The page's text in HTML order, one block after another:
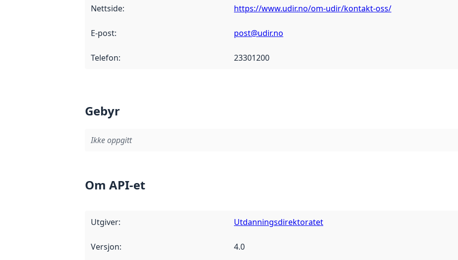
Nettside: https://www.udir.no/om-udir/kontakt-oss/
E-post: post@udir.no
Telefon: 23301200
Gebyr
Ikke oppgitt
Om API-et
Utgiver: Utdanningsdirektoratet
Versjon: 4.0